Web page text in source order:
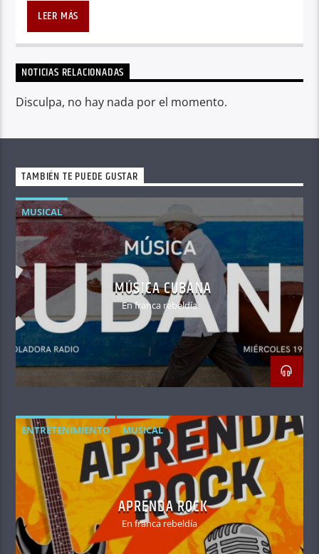
LEER MÁS
NOTICIAS RELACIONADAS
Disculpa, no hay nada por el momento.
TAMBIÉN TE PUEDE GUSTAR
MUSICAL
MÚSICA CUBANA
En franca rebeldía
ENTRETENIMIENTO MUSICAL
APRENDA ROCK
En franca rebeldía